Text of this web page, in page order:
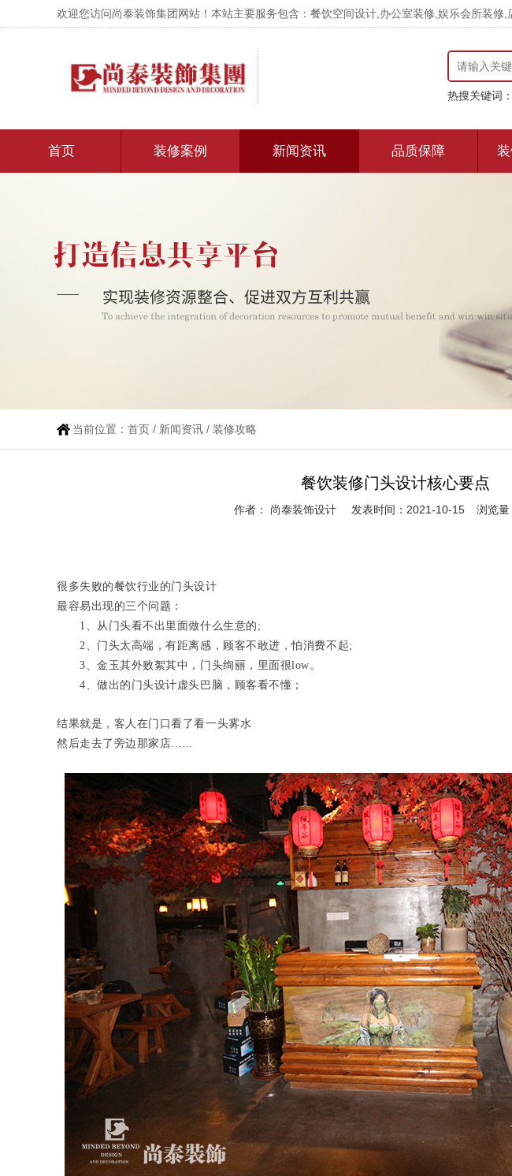
欢迎您访问尚泰装饰集团网站！本站主要服务包含：餐饮空间设计,办公室装修,娱乐会所装修,
热搜关键词：
首页 装修案例 新闻资讯 品质保障
当前位置： 首页 / 新闻资讯 / 装修攻略
餐饮装修门头设计核心要点
作者： 尚泰装饰设计 发表时间：2021-10-15 浏览
很多失败的餐饮行业的门头设计
最容易出现的三个问题：
1、从门头看不出里面做什么生意的;
2、门头太高端，有距离感，顾客不敢进，怕消费不起;
3、金玉其外败絮其中，门头绚丽，里面很low。
4、做出的门头设计虚头巴脑，顾客看不懂；
结果就是，客人在门口看了看一头雾水
然后走去了旁边那家店......